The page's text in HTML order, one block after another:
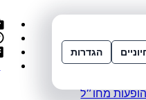
ראשי
פרייס
מומלצים
מחו״ל
הגדרות